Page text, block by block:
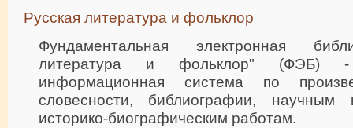
Русская литература и фольклор
Фундаментальная электронная
литература и фольклор" (ФЭБ) -
информационная система по
словесности, библиографии, научным
историко-биографическим работам.